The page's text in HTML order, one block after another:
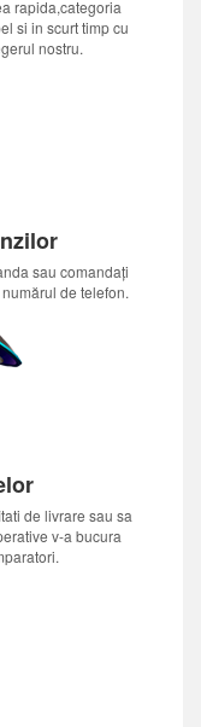
rapida,categoria
si in scurt timp cu
nostru.
sau comandați
de telefon.
de livrare sau sa
v-a bucura